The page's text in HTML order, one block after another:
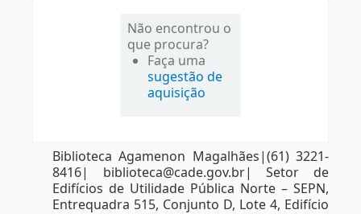
Não encontrou o
que procura?
Faça uma
sugestão de
aquisição
Biblioteca Agamenon Magalhães|(61) 3221-
8416| biblioteca@cade.gov.br| Setor de
Edifícios de Utilidade Pública Norte – SEPN,
Entrequadra 515, Conjunto D, Lote 4, Edifício